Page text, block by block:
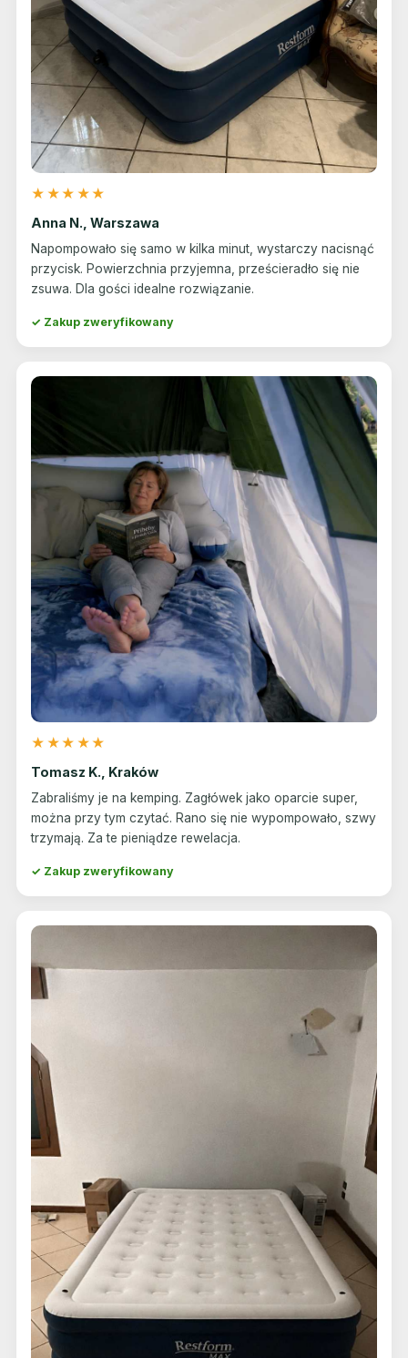
★★★★★
Anna N., Warszawa
Napompowało się samo w kilka minut, wystarczy nacisnąć
przycisk. Powierzchnia przyjemna, prześcieradło się nie
zsuwa. Dla gości idealne rozwiązanie.
✓ Zakup zweryfikowany
★★★★★
Tomasz K., Kraków
Zabraliśmy je na kemping. Zagłówek jako oparcie super,
można przy tym czytać. Rano się nie wypompowało, szwy
trzymają. Za te pieniądze rewelacja.
✓ Zakup zweryfikowany